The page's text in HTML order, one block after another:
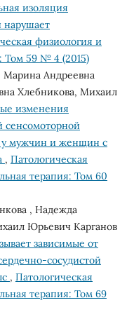
изоляция
нарушает
физиология и
Том 59 № 4 (2015)
Марина Андреевна
Хлебникова, Михаил
изменения
сенсомоторной
у мужчин и женщин с
, Патологическая
терапия: Том 60
, Надежда
Юрьевич Карганов
зависимые от
сосудистой
, Патологическая
терапия: Том 69